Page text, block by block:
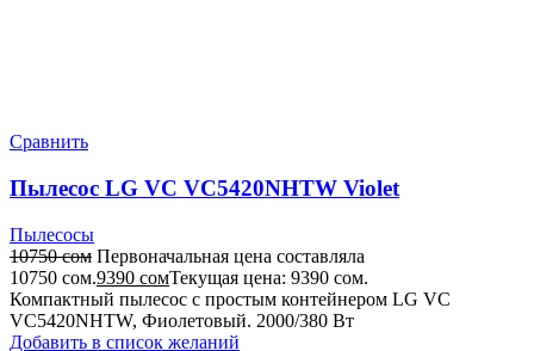
Сравнить
Пылесос LG VC VC5420NHTW Violet
Пылесосы
10750сом Первоначальная цена составляла
10750 сом.9390 сомТекущая цена: 9390 сом.
Компактный пылесос с простым контейнером LG VC
VC5420NHTW, Фиолетовый. 2000/380 Вт
Добавить в список желаний